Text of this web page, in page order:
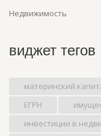
Недвижимость
виджет тегов
материнский
ЕГРН
инвестиции в